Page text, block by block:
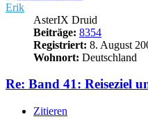
Erik
AsterIX Druid
Beiträge: 8354
Registriert: 8. August
Wohnort: Deutschland
Re: Band 41: Reiseziel
Zitieren